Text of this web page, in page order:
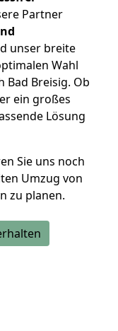
Partner
unser breite
Wahl
Bad Breisig. Ob
ein großes
Lösung
Sie uns noch
Umzug von
zu planen.